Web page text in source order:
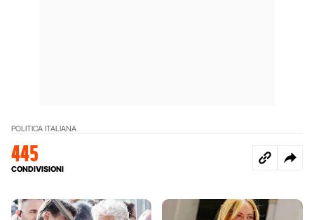
POLITICA ITALIANA
445
CONDIVISIONI